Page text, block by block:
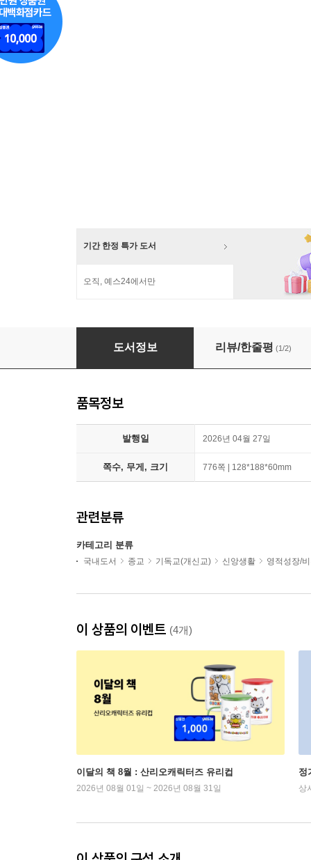
기간 한정 특가 도서
오직, 예스24에서만
존 파이퍼 신앙 상담소 : 고난 + 가정 + 기도 세트
도서정보 리뷰/한줄평 (1/2)
품목정보
발행일 2026년 04월 27일
쪽수, 무게, 크기 776쪽 | 128*188*60mm
관련분류
카테고리 분류
국내도서 종교 기독교(개신교) 신앙생활 영적성장/
이 상품의 이벤트 (4개)
이달의 책 8월 : 산리오캐릭터즈 유리컵
2026년 08월 01일 ~ 2026년 08월 31일
정
상